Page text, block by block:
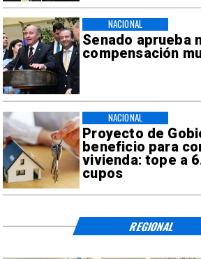
Senado aprueba
compensación
NACIONAL
Proyecto de
beneficio para
vivienda: tope a
cupos
NACIONAL
REGIONAL